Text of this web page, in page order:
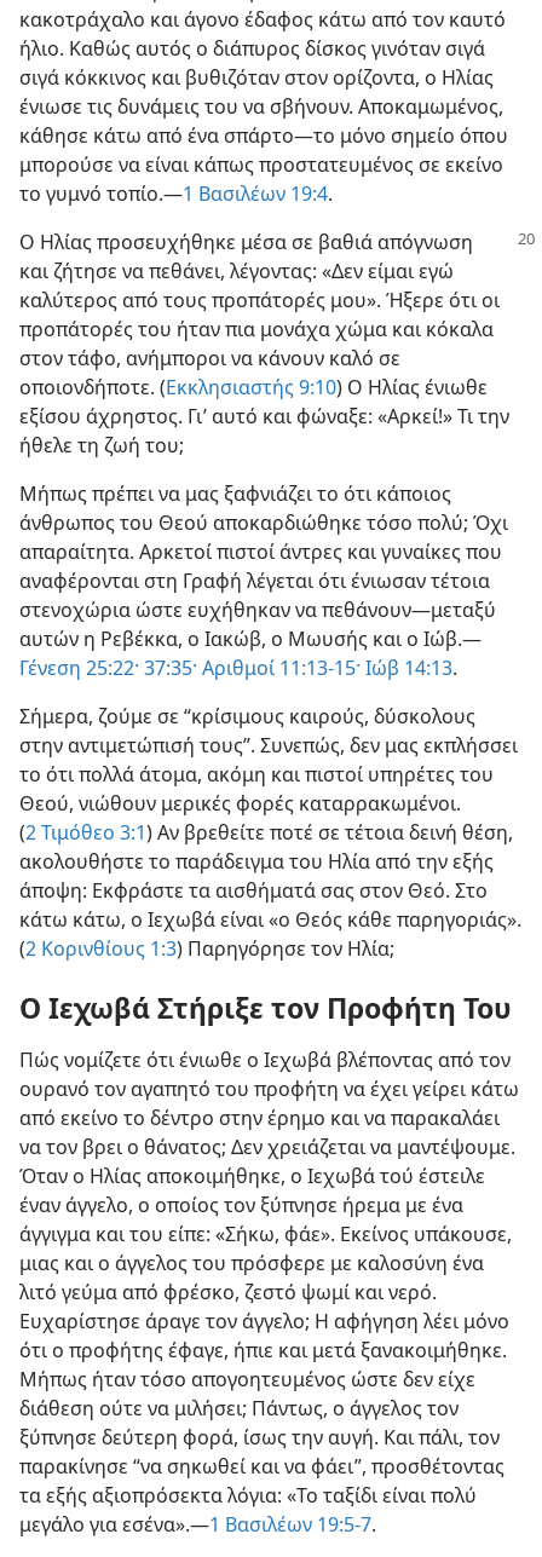
κακοτράχαλο και άγονο έδαφος κάτω από τον καυτό
ήλιο. Καθώς αυτός ο διάπυρος δίσκος γινόταν σιγά
σιγά κόκκινος και βυθιζόταν στον ορίζοντα, ο Ηλίας
ένιωσε τις δυνάμεις του να σβήνουν. Αποκαμωμένος,
κάθησε κάτω από ένα σπάρτο​—το μόνο σημείο όπου
μπορούσε να είναι κάπως προστατευμένος σε εκείνο
το γυμνό τοπίο.​—1 Βασιλέων 19:4.
Ο Ηλίας προσευχήθηκε μέσα σε βαθιά απόγνωση
και ζήτησε να πεθάνει, λέγοντας: «Δεν είμαι εγώ
καλύτερος από τους προπάτορές μου». Ήξερε ότι οι
προπάτορές του ήταν πια μονάχα χώμα και κόκαλα
στον τάφο, ανήμποροι να κάνουν καλό σε
οποιονδήποτε. (Εκκλησιαστής 9:10) Ο Ηλίας ένιωθε
εξίσου άχρηστος. Γι’ αυτό και φώναξε: «Αρκεί!» Τι την
ήθελε τη ζωή του;
Μήπως πρέπει να μας ξαφνιάζει το ότι κάποιος
άνθρωπος του Θεού αποκαρδιώθηκε τόσο πολύ; Όχι
απαραίτητα. Αρκετοί πιστοί άντρες και γυναίκες που
αναφέρονται στη Γραφή λέγεται ότι ένιωσαν τέτοια
στενοχώρια ώστε ευχήθηκαν να πεθάνουν​—μεταξύ
αυτών η Ρεβέκκα, ο Ιακώβ, ο Μωυσής και ο Ιώβ.​—
Γένεση 25:22· 37:35· Αριθμοί 11:13-15· Ιώβ 14:13.
Σήμερα, ζούμε σε “κρίσιμους καιρούς, δύσκολους
στην αντιμετώπισή τους”. Συνεπώς, δεν μας εκπλήσσει
το ότι πολλά άτομα, ακόμη και πιστοί υπηρέτες του
Θεού, νιώθουν μερικές φορές καταρρακωμένοι.
(2 Τιμόθεο 3:1) Αν βρεθείτε ποτέ σε τέτοια δεινή θέση,
ακολουθήστε το παράδειγμα του Ηλία από την εξής
άποψη: Εκφράστε τα αισθήματά σας στον Θεό. Στο
κάτω κάτω, ο Ιεχωβά είναι «ο Θεός κάθε παρηγοριάς».
(2 Κορινθίους 1:3) Παρηγόρησε τον Ηλία;
Ο Ιεχωβά Στήριξε τον Προφήτη Του
Πώς νομίζετε ότι ένιωθε ο Ιεχωβά βλέποντας από τον
ουρανό τον αγαπητό του προφήτη να έχει γείρει κάτω
από εκείνο το δέντρο στην έρημο και να παρακαλάει
να τον βρει ο θάνατος; Δεν χρειάζεται να μαντέψουμε.
Όταν ο Ηλίας αποκοιμήθηκε, ο Ιεχωβά τού έστειλε
έναν άγγελο, ο οποίος τον ξύπνησε ήρεμα με ένα
άγγιγμα και του είπε: «Σήκω, φάε». Εκείνος υπάκουσε,
μιας και ο άγγελος του πρόσφερε με καλοσύνη ένα
λιτό γεύμα από φρέσκο, ζεστό ψωμί και νερό.
Ευχαρίστησε άραγε τον άγγελο; Η αφήγηση λέει μόνο
ότι ο προφήτης έφαγε, ήπιε και μετά ξανακοιμήθηκε.
Μήπως ήταν τόσο απογοητευμένος ώστε δεν είχε
διάθεση ούτε να μιλήσει; Πάντως, ο άγγελος τον
ξύπνησε δεύτερη φορά, ίσως την αυγή. Και πάλι, τον
παρακίνησε “να σηκωθεί και να φάει”, προσθέτοντας
τα εξής αξιοπρόσεκτα λόγια: «Το ταξίδι είναι πολύ
μεγάλο για εσένα».​—1 Βασιλέων 19:5-7.